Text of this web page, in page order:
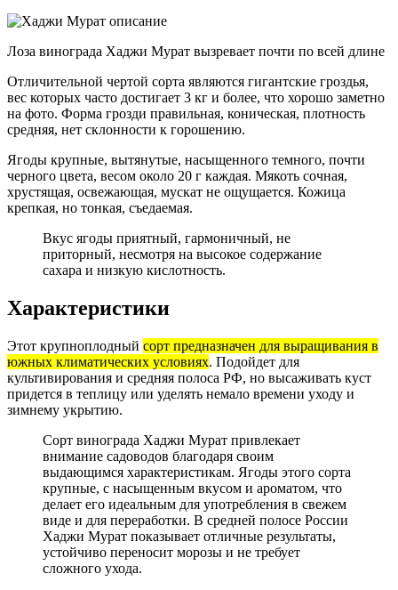
Лоза винограда Хаджи Мурат вызревает почти по всей длине
Отличительной чертой сорта являются гигантские гроздья,
вес которых часто достигает 3 кг и более, что хорошо заметно
на фото. Форма грозди правильная, коническая, плотность
средняя, нет склонности к горошению.
Ягоды крупные, вытянутые, насыщенного темного, почти
черного цвета, весом около 20 г каждая. Мякоть сочная,
хрустящая, освежающая, мускат не ощущается. Кожица
крепкая, но тонкая, съедаемая.
Вкус ягоды приятный, гармоничный, не
приторный, несмотря на высокое содержание
сахара и низкую кислотность.
Характеристики
Этот крупноплодный сорт предназначен для выращивания в
южных климатических условиях. Подойдет для
культивирования и средняя полоса РФ, но высаживать куст
придется в теплицу или уделять немало времени уходу и
зимнему укрытию.
Сорт винограда Хаджи Мурат привлекает
внимание садоводов благодаря своим
выдающимся характеристикам. Ягоды этого сорта
крупные, с насыщенным вкусом и ароматом, что
делает его идеальным для употребления в свежем
виде и для переработки. В средней полосе России
Хаджи Мурат показывает отличные результаты,
устойчиво переносит морозы и не требует
сложного ухода.